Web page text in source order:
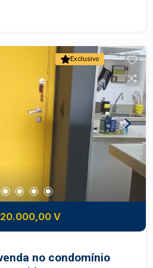
Exclusivo
V
no condomínio